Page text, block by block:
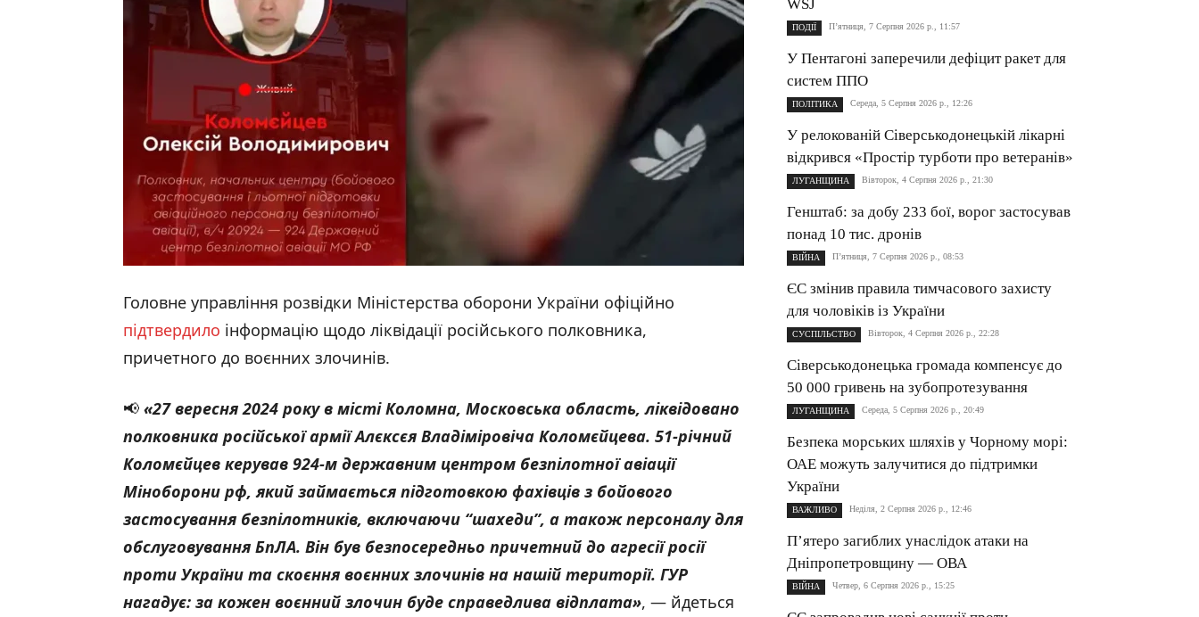
Головне управління розвідки Міністерства оборони України офіційно
підтвердило інформацію щодо ліквідації російського полковника,
причетного до воєнних злочинів.
📢 «27 вересня 2024 року в місті Коломна, Московська область, ліквідовано
полковника російської армії Алєксєя Владіміровіча Коломєйцева. 51-річний
Коломєйцев керував 924-м державним центром безпілотної авіації
Міноборони рф, який займається підготовкою фахівців з бойового
застосування безпілотників, включаючи “шахеди”, а також персоналу для
обслуговування БпЛА. Він був безпосередньо причетний до агресії росії
проти України та скоєння воєнних злочинів на нашій території. ГУР
нагадує: за кожен воєнний злочин буде справедлива відплата», — йдеться
WSJ
ПОДІЇ П’ятниця, 7 Серпня 2026 р., 11:57
У Пентагоні заперечили дефіцит ракет для
систем ППО
ПОЛІТИКА Середа, 5 Серпня 2026 р., 12:26
У релокованій Сіверськодонецькій лікарні
відкрився «Простір турботи про ветеранів»
ЛУГАНЩИНА Вівторок, 4 Серпня 2026 р., 21:30
Генштаб: за добу 233 бої, ворог застосував
понад 10 тис. дронів
ВІЙНА П’ятниця, 7 Серпня 2026 р., 08:53
ЄС змінив правила тимчасового захисту
для чоловіків із України
СУСПІЛЬСТВО Вівторок, 4 Серпня 2026 р., 22:28
Сіверськодонецька громада компенсує до
50 000 гривень на зубопротезування
ЛУГАНЩИНА Середа, 5 Серпня 2026 р., 20:49
Безпека морських шляхів у Чорному морі:
ОАЕ можуть залучитися до підтримки
України
ВАЖЛИВО Неділя, 2 Серпня 2026 р., 12:46
П’ятеро загиблих унаслідок атаки на
Дніпропетровщину — ОВА
ВІЙНА Четвер, 6 Серпня 2026 р., 15:25